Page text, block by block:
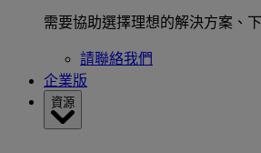
需要協助選擇理想的解決方案、
請聯絡我們
企業版
資源